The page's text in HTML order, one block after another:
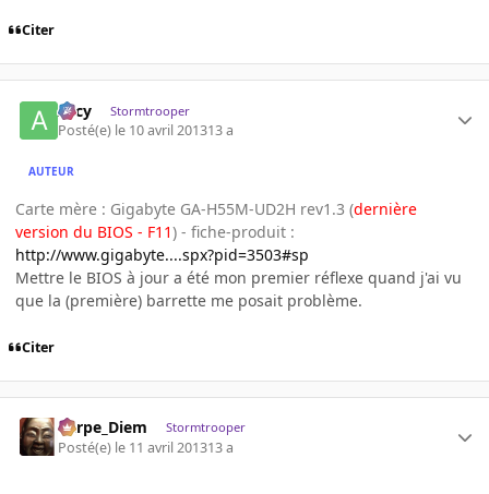
Citer
Arcy Stormtrooper
Posté(e) le 10 avril 201313 a
AUTEUR
Carte mère : Gigabyte GA-H55M-UD2H rev1.3 (dernière
version du BIOS - F11) - fiche-produit :
http://www.gigabyte....spx?pid=3503#sp
Mettre le BIOS à jour a été mon premier réflexe quand j'ai vu
que la (première) barrette me posait problème.
Citer
Carpe_Diem Stormtrooper
Posté(e) le 11 avril 201313 a